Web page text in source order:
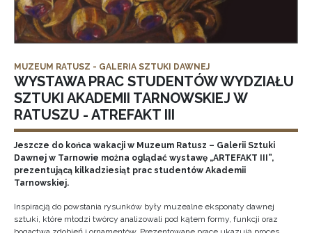
MUZEUM RATUSZ - GALERIA SZTUKI DAWNEJ
WYSTAWA PRAC STUDENTÓW WYDZIAŁU
SZTUKI AKADEMII TARNOWSKIEJ W
RATUSZU - ATREFAKT III
Jeszcze do końca wakacji w Muzeum Ratusz – Galerii Sztuki
Dawnej w Tarnowie można oglądać wystawę „ARTEFAKT III”,
prezentującą kilkadziesiąt prac studentów Akademii
Tarnowskiej.
Inspiracją do powstania rysunków były muzealne eksponaty dawnej
sztuki, które młodzi twórcy analizowali pod kątem formy, funkcji oraz